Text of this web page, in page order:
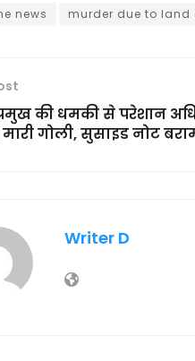
news murder due to land
की धमकी से परेशान
गोली, सुसाइड नोट
Writer D